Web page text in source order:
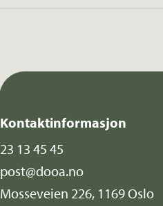
Kontaktinformasjon
23 13 45 45
post@dooa.no
Mosseveien 226, 1169 Oslo